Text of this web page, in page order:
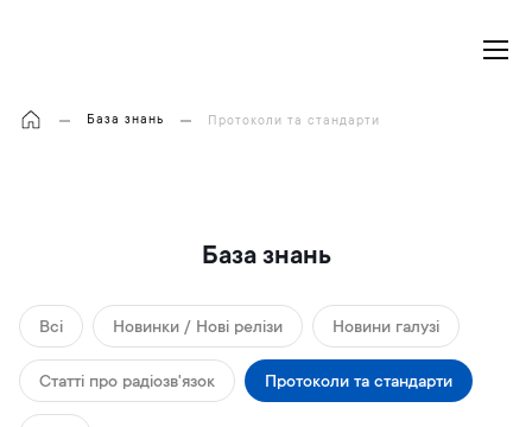
База знань Протоколи та стандарти
База знань
Всі Новинки / Нові релізи Новини галузі
Cтатті про радіозв'язок Протоколи та стандарти